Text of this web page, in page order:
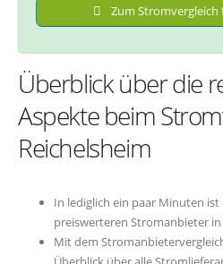
Zum Stromvergleich
Überblick über die
Aspekte beim
Reichelsheim
In lediglich ein paar Minuten ist
preiswerteren Stromanbieter
Mit dem